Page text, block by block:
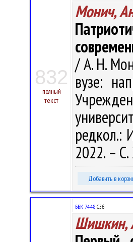
832
полный
текст
Монич,
/ А. Н.
вузе:
редкол.:
2022. –
Добавить в
ББК 74.48 С56
Шишкин,